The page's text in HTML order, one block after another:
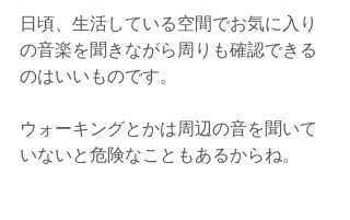
日頃、生活している空間でお気に入り
の音楽を聞きながら周りも確認できる
のはいいものです。
ウォーキングとかは周辺の音を聞いて
いないと危険なこともあるからね。